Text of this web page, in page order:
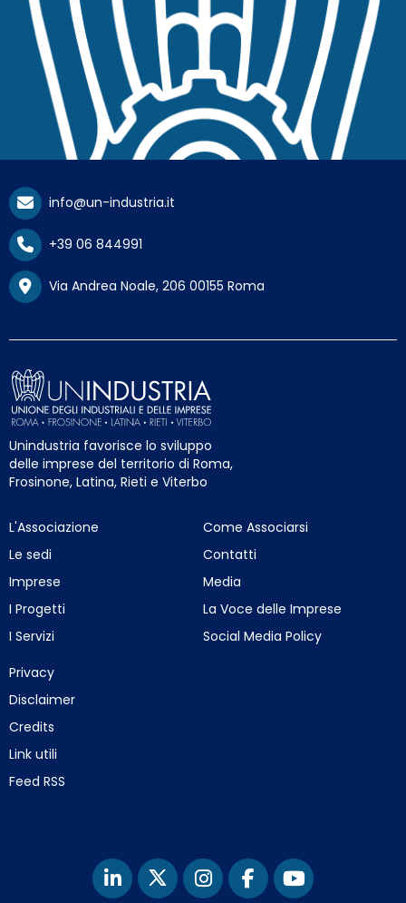
info@un-industria.it
+39 06 844991
Via Andrea Noale, 206 00155 Roma
Unindustria favorisce lo sviluppo
delle imprese del territorio di Roma,
Frosinone, Latina, Rieti e Viterbo
L'Associazione
Le sedi
Imprese
I Progetti
I Servizi
Come Associarsi
Contatti
Media
La Voce delle Imprese
Social Media Policy
Privacy
Disclaimer
Credits
Link utili
Feed RSS